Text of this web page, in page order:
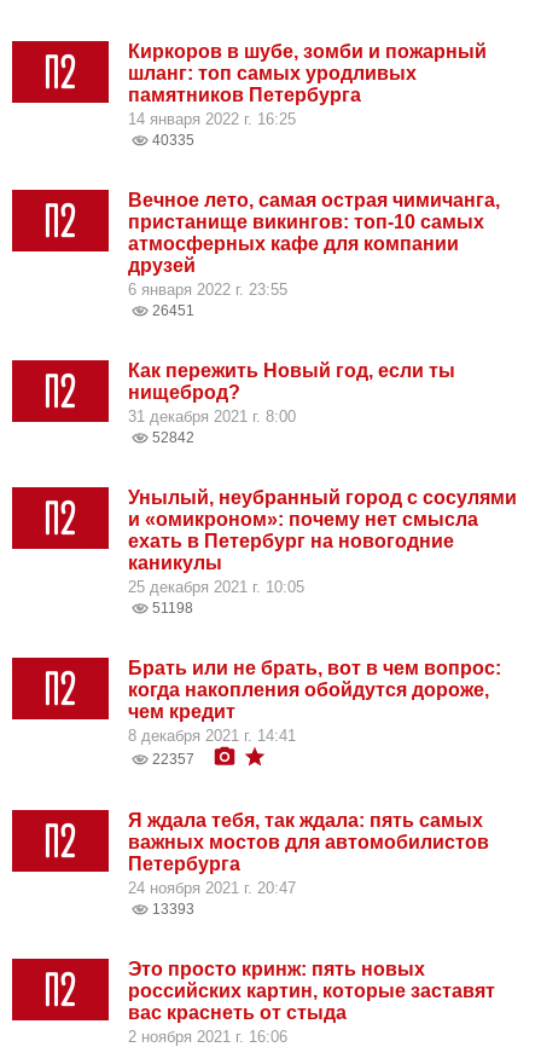
Киркоров в шубе, зомби и пожарный
шланг: топ самых уродливых
памятников Петербурга
14 января 2022 г. 16:25
40335
Вечное лето, самая острая чимичанга,
пристанище викингов: топ-10 самых
атмосферных кафе для компании
друзей
6 января 2022 г. 23:55
26451
Как пережить Новый год, если ты
нищеброд?
31 декабря 2021 г. 8:00
52842
Унылый, неубранный город с сосулями
и «омикроном»: почему нет смысла
ехать в Петербург на новогодние
каникулы
25 декабря 2021 г. 10:05
51198
Брать или не брать, вот в чем вопрос:
когда накопления обойдутся дороже,
чем кредит
8 декабря 2021 г. 14:41
22357
Я ждала тебя, так ждала: пять самых
важных мостов для автомобилистов
Петербурга
24 ноября 2021 г. 20:47
13393
Это просто кринж: пять новых
российских картин, которые заставят
вас краснеть от стыда
2 ноября 2021 г. 16:06